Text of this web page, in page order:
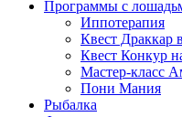
Программы с
Иппотерапия
Квест Драккар
Квест Конкур
Мастер-класс
Пони Мания
Рыбалка